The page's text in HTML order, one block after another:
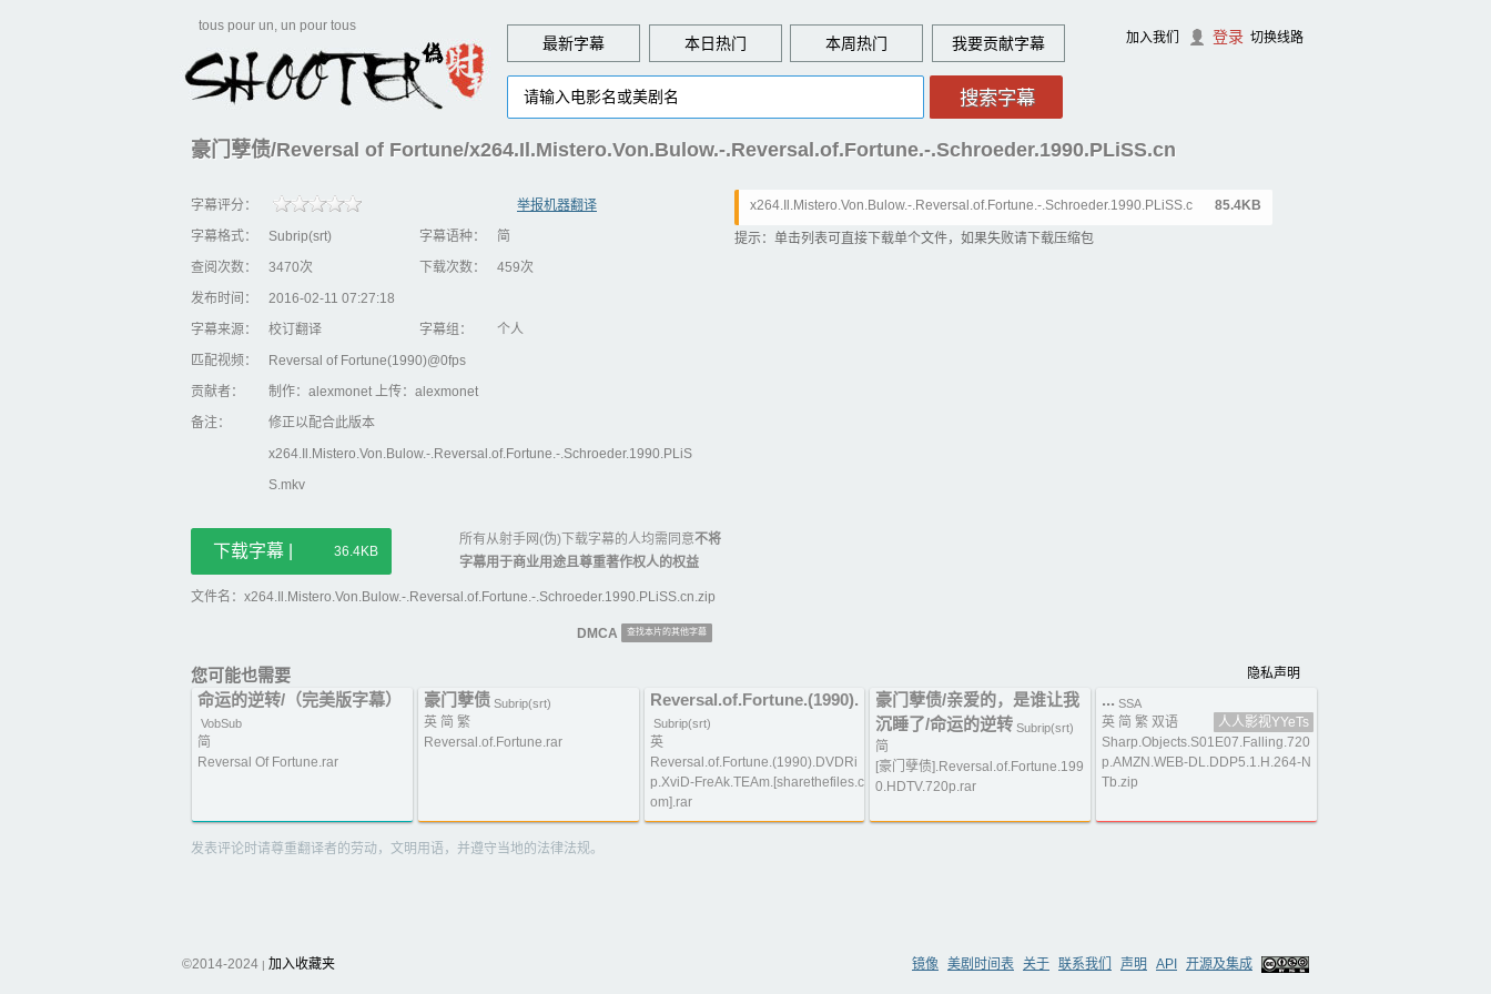
tous pour un, un pour tous
最新字幕 本日热门 本周热门 贡献字幕 加入我们 登录 切换线路
豪门孽债/Reversal of Fortune/x264.Il.Mistero.Von.Bulow.-.Reversal.of.Fortune.-.Schroeder.1990.PLiSS.cn
字幕评分：
举报机器翻译
字幕格式：
Subrip(srt) 字幕语种：
简
查阅次数：
3470次 下载次数：
459次
发布时间：
2016-02-11 07:27:18
字幕来源：
校订翻译 字幕组：
个人
匹配视频：
Reversal of Fortune(1990)@0fps
贡献者：
制作：alexmonet 上传：alexmonet
备注：
修正以配合此版本
x264.Il.Mistero.Von.Bulow.-.Reversal.of.Fortune.-.Schroeder.1990.PLiS
S.mkv
下载字幕 | 36.4KB
所有从射手网(伪)下载字幕的人均需同意不将
字幕用于商业用途且尊重著作权人的权益
文件名：x264.Il.Mistero.Von.Bulow.-.Reversal.of.Fortune.-.Schroeder.1990.PLiSS.cn.zip
x264.Il.Mistero.Von.Bulow.-.Reversal.of.Fortune.-.Schroeder.1990.PLiSS.c
n.srt
85.4KB
提示：单击列表可直接下载单个文件，如果失败请下载压缩包
DMCA 查找本片的其他字幕
您可能也需要 隐私声明
命运的逆转/（完美版字幕）
VobSub
简
Reversal Of Fortune.rar
豪门孽债 Subrip(srt)
英 简 繁
Reversal.of.Fortune.rar
Reversal.of.Fortune.(1990).
Subrip(srt)
英
Reversal.of.Fortune.(1990).DVDRi
p.XviD-FreAk.TEAm.[sharethefiles.c
om].rar
豪门孽债/亲爱的，是谁让我
沉睡了/命运的逆转 Subrip(srt)
简
[豪门孽债].Reversal.of.Fortune.199
0.HDTV.720p.rar
... SSA
英 简 繁 双语
人人影视YYeTs
Sharp.Objects.S01E07.Falling.720
p.AMZN.WEB-DL.DDP5.1.H.264-N
Tb.zip
发表评论时请尊重翻译者的劳动，文明用语，并遵守当地的法律法规。
©2014-2024 | 加入收藏夹 镜像 美剧时间表 关于 联系我们 声明 API 开源及集成